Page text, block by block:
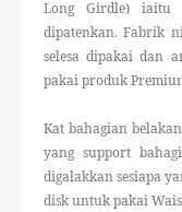
Long Girdle) iaitu
dipatenkan. Fabrik
selesa dipakai dan
pakai produk
Kat bahagian
yang support
digalakkan sesiapa
disk untuk pakai